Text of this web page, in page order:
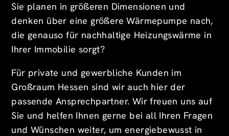
Sie planen in größeren Dimensionen und
denken über eine größere Wärmepumpe nach,
die genauso für nachhaltige Heizungswärme in
Ihrer Immobilie sorgt?
Für private und gewerbliche Kunden im
Großraum Hessen sind wir auch hier der
passende Ansprechpartner. Wir freuen uns auf
Sie und helfen Ihnen gerne bei all Ihren Fragen
und Wünschen weiter, um energiebewusst in